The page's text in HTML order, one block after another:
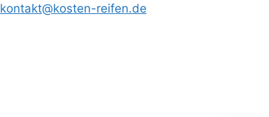
kontakt@kosten-reifen.de